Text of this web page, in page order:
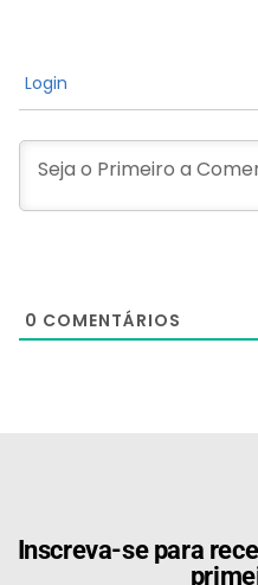
Login
0 COMENTÁRIOS
Inscreva-se para